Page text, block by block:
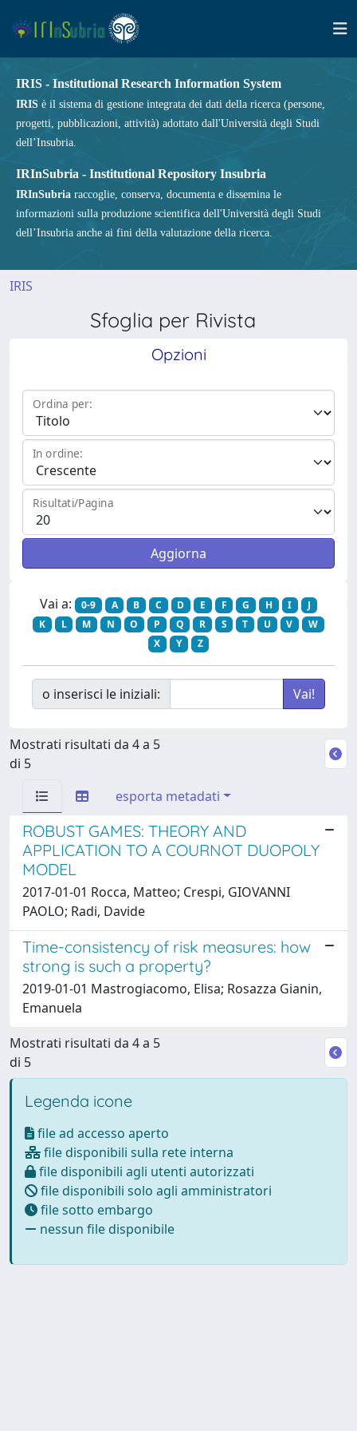
IRIS - Institutional Research Information System
IRIS è il sistema di gestione integrata dei dati della ricerca (persone,
progetti, pubblicazioni, attività) adottato dall'Università degli Studi
dell’Insubria.
IRInSubria - Institutional Repository Insubria
IRInSubria raccoglie, conserva, documenta e dissemina le
informazioni sulla produzione scientifica dell'Università degli Studi
dell’Insubria anche ai fini della valutazione della ricerca.
IRIS
Sfoglia per Rivista
Opzioni
Ordina per:
In ordine:
Risultati/Pagina
Vai a: 0-9 A B C D E F G H I
J
K
L M N O P Q R S T U V
W
X
Y Z
o inserisci le iniziali:
Mostrati risultati da 4 a 5
di 5
esporta metadati
ROBUST GAMES: THEORY AND
APPLICATION TO A COURNOT DUOPOLY
MODEL
2017-01-01 Rocca, Matteo; Crespi, GIOVANNI
PAOLO; Radi, Davide
Time-consistency of risk measures: how
strong is such a property?
2019-01-01 Mastrogiacomo, Elisa; Rosazza Gianin,
Emanuela
Mostrati risultati da 4 a 5
di 5
Legenda icone
file ad accesso aperto
file disponibili sulla rete interna
file disponibili agli utenti autorizzati
file disponibili solo agli amministratori
file sotto embargo
nessun file disponibile